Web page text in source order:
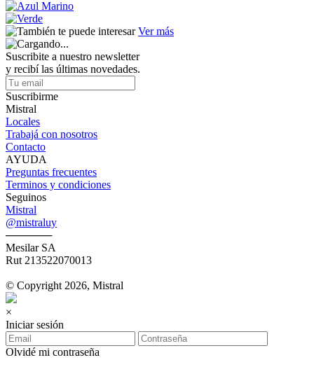
Ver más
Suscribite a nuestro newsletter
y recibí las últimas novedades.
Suscribirme
Mistral
Locales
Trabajá con nosotros
Contacto
AYUDA
Preguntas frecuentes
Terminos y condiciones
Seguinos
Mistral
@mistraluy
──────
Mesilar SA
Rut 213522070013
© Copyright 2026, Mistral
×
Iniciar sesión
Olvidé mi contraseña